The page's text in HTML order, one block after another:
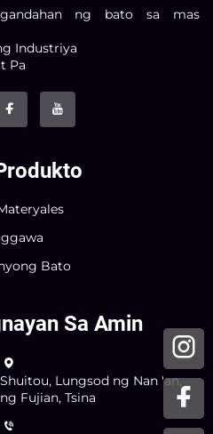
ng bato sa mas
Industriya
Pa
Bato
Sa Amin
Lungsod ng Nan 'an,
Fujian, Tsina